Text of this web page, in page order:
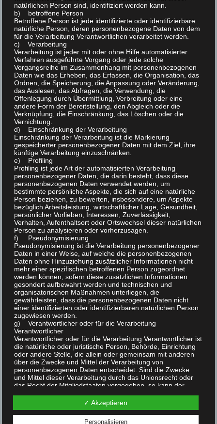
Gimpeltaube Goldgimpel Blauflügel
Zwergenten schwarz
Heiko Speth
Sebright gold-schwarz / silber-schwarz
Lockentauben weiß
Japanische Wachteln wildfarbig
Björn Speth
Bantam schwarz
Portugiesische Tümmler dominant rot
Japanische Wachteln silber-wildfarbig
AKTUELLES
Winterfest 2023
Emily – Das Jüngste Mitglied im Kleintierzuchtverein
P120
Vereinspräsentation 2023
Bodenheimer Kerb 2023
natürlichen Person sind, identifiziert werden kann.
b) betroffene Person
Betroffene Person ist jede identifizierte oder identifizierbare
natürliche Person, deren personenbezogene Daten von dem
für die Verarbeitung Verantwortlichen verarbeitet werden.
c) Verarbeitung
Verarbeitung ist jeder mit oder ohne Hilfe automatisierter
Verfahren ausgeführte Vorgang oder jede solche
Vorgangsreihe im Zusammenhang mit personenbezogenen
Daten wie das Erheben, das Erfassen, die Organisation, das
Ordnen, die Speicherung, die Anpassung oder Veränderung,
das Auslesen, das Abfragen, die Verwendung, die
Offenlegung durch Übermittlung, Verbreitung oder eine
andere Form der Bereitstellung, den Abgleich oder die
Verknüpfung, die Einschränkung, das Löschen oder die
Vernichtung.
d) Einschränkung der Verarbeitung
Einschränkung der Verarbeitung ist die Markierung
gespeicherter personenbezogener Daten mit dem Ziel, ihre
künftige Verarbeitung einzuschränken.
e) Profiling
Profiling ist jede Art der automatisierten Verarbeitung
personenbezogener Daten, die darin besteht, dass diese
personenbezogenen Daten verwendet werden, um
bestimmte persönliche Aspekte, die sich auf eine natürliche
Person beziehen, zu bewerten, insbesondere, um Aspekte
bezüglich Arbeitsleistung, wirtschaftlicher Lage, Gesundheit,
persönlicher Vorlieben, Interessen, Zuverlässigkeit,
Verhalten, Aufenthaltsort oder Ortswechsel dieser natürlichen
Person zu analysieren oder vorherzusagen.
f) Pseudonymisierung
Pseudonymisierung ist die Verarbeitung personenbezogener
Daten in einer Weise, auf welche die personenbezogenen
Daten ohne Hinzuziehung zusätzlicher Informationen nicht
mehr einer spezifischen betroffenen Person zugeordnet
werden können, sofern diese zusätzlichen Informationen
gesondert aufbewahrt werden und technischen und
organisatorischen Maßnahmen unterliegen, die
gewährleisten, dass die personenbezogenen Daten nicht
einer identifizierten oder identifizierbaren natürlichen Person
zugewiesen werden.
g) Verantwortlicher oder für die Verarbeitung
Verantwortlicher
Verantwortlicher oder für die Verarbeitung Verantwortlicher ist
die natürliche oder juristische Person, Behörde, Einrichtung
oder andere Stelle, die allein oder gemeinsam mit anderen
über die Zwecke und Mittel der Verarbeitung von
personenbezogenen Daten entscheidet. Sind die Zwecke
und Mittel dieser Verarbeitung durch das Unionsrecht oder
das Recht der Mitgliedstaaten vorgegeben, so kann der
Kriterien seiner Benennung nach dem Unionsrecht oder dem
Recht der Mitgliedstaaten vorgesehen werden.
h) Auftragsverarbeiter
✓ Akzeptieren
Personalisieren